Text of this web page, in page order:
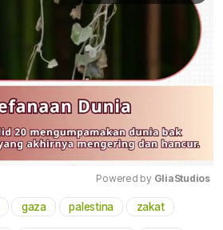
Mute
Powered by GliaStudios
gaza palestina zakat